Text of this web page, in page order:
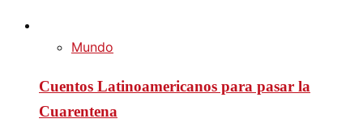
Mundo
Cuentos Latinoamericanos para pasar la
Cuarentena